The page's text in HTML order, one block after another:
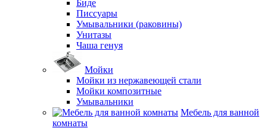
Биде
Писсуары
Умывальники (раковины)
Унитазы
Чаша генуя
Мойки
Мойки из нержавеющей стали
Мойки композитные
Умывальники
Мебель для ванной
комнаты